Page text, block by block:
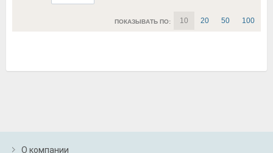
ПОКАЗЫВАТЬ ПО: 10 20 50 100
О компании